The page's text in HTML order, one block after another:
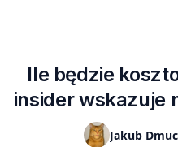
Ile będzie
insider wskazuje
niższą niż za